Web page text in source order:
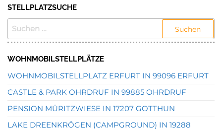
STELLPLATZSUCHE
SUCHEN
WOHNMOBILSTELLPLÄTZE
WOHNMOBILSTELLPLATZ ERFURT IN 99096 ERFURT
CASTLE & PARK OHRDRUF IN 99885 OHRDRUF
PENSION MÜRITZWIESE IN 17207 GOTTHUN
LAKE DREENKRÖGEN (CAMPGROUND) IN 19288